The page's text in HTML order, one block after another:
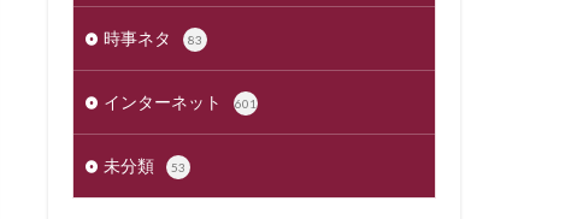
時事ネタ 83
インターネット 601
未分類 53